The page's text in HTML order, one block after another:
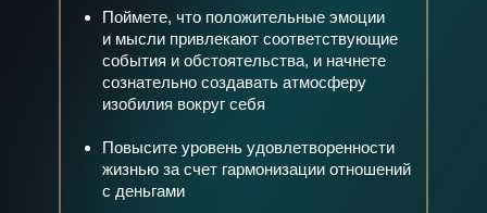
Поймете, что положительные эмоции
и мысли привлекают соответствующие
события и обстоятельства, и начнете
сознательно создавать атмосферу
изобилия вокруг себя
Повысите уровень удовлетворенности
жизнью за счет гармонизации отношений
с деньгами